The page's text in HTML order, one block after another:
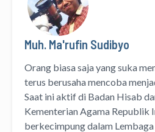
Muh. Ma'rufin Sudibyo
Orang biasa saja yang suka
terus berusaha mencoba
Saat ini aktif di Badan Hisab
Kementerian Agama Republik
berkecimpung dalam